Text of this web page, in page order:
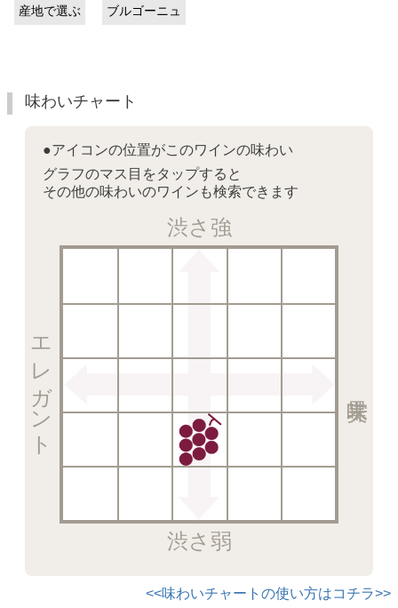
産地で選ぶ ブルゴーニュ
味わいチャート
●アイコンの位置がこのワインの味わい
グラフのマス目をタップすると
その他の味わいのワインも検索できます
渋さ強
渋さ弱
エレガント
<<味わいチャートの使い方はコチラ>>